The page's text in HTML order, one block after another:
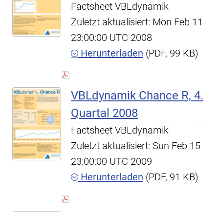
Factsheet VBLdynamik
Zuletzt aktualisiert: Mon Feb 11
23:00:00 UTC 2008
Herunterladen (PDF, 99 KB)
VBLdynamik Chance R, 4.
Quartal 2008
Factsheet VBLdynamik
Zuletzt aktualisiert: Sun Feb 15
23:00:00 UTC 2009
Herunterladen (PDF, 91 KB)